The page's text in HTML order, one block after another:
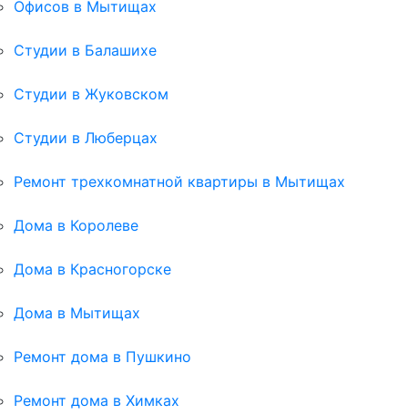
Офисов в Мытищах
Студии в Балашихе
Студии в Жуковском
Студии в Люберцах
Ремонт трехкомнатной квартиры в Мытищах
Дома в Королеве
Дома в Красногорске
Дома в Мытищах
Ремонт дома в Пушкино
Ремонт дома в Химках